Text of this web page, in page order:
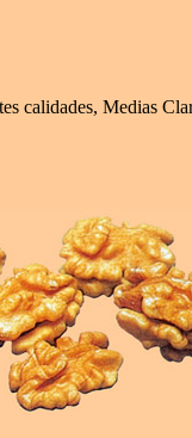
calidades, Medias